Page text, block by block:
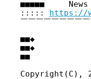
■■■■■     News
::::: https://
￣￣￣￣￣￣￣￣
■■◆
■■◆
■■
Copyright(C),